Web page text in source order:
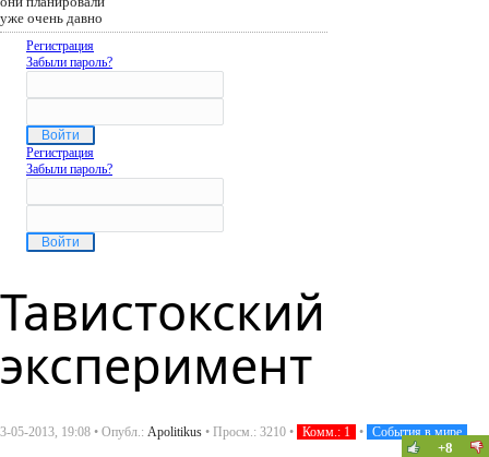
Регистрация
Забыли пароль?
Регистрация
Забыли пароль?
Тавистокский
эксперимент
3-05-2013, 19:08 • Опубл.: Apolitikus • Просм.: 3210 • Комм.: 1 • События в мире
+8